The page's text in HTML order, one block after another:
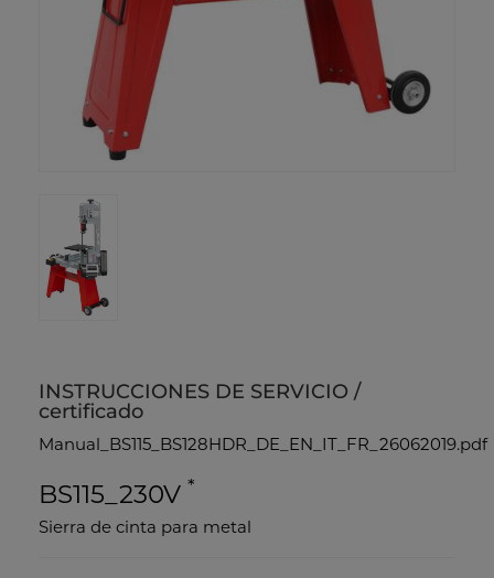
INSTRUCCIONES DE SERVICIO /
certificado
Manual_BS115_BS128HDR_DE_EN_IT_FR_26062019.pdf
BS115_230V *
Sierra de cinta para metal